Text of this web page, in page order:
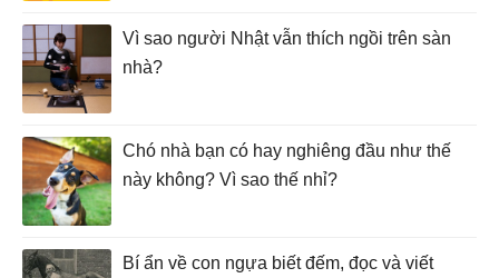
Vì sao người Nhật vẫn thích ngồi trên sàn
nhà?
Chó nhà bạn có hay nghiêng đầu như thế
này không? Vì sao thế nhỉ?
Bí ẩn về con ngựa biết đếm, đọc và viết